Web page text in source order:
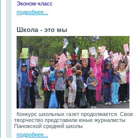
Эконом-класс
подробнее...
Школа - это мы
Конкурс школьных газет продолжается. Свое
творчество представили юные журналисты
Пановской средней школы
подробнее...